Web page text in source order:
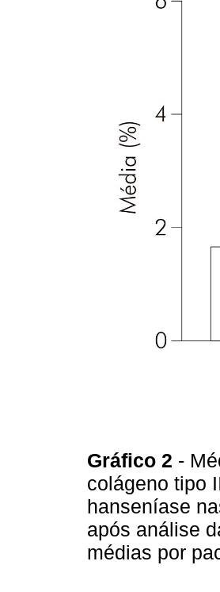
Gráfico 2 -
colágeno tipo
hanseníase
após análise
médias por